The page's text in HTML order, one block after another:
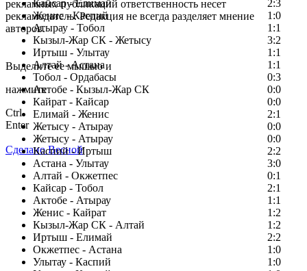
Кайсар - Елимай
2:3
Женис - Каспий
1:0
Атырау - Тобол
1:1
Кызыл-Жар СК - Жетысу
3:2
Иртыш - Улытау
1:1
Алтай - Астана
1:1
Тобол - Ордабасы
0:3
Актобе - Кызыл-Жар СК
0:0
Кайрат - Кайсар
0:0
Елимай - Женис
2:1
Жетысу - Атырау
0:0
Жетысу - Атырау
0:0
Каспий - Иртыш
2:2
Астана - Улытау
3:0
Алтай - Окжетпес
0:1
Кайсар - Тобол
2:1
Актобе - Атырау
1:1
Женис - Кайрат
1:2
Кызыл-Жар СК - Алтай
1:2
Иртыш - Елимай
2:2
Окжетпес - Астана
1:0
Улытау - Каспий
1:0
рекламных публикаций ответственность несет
рекламодатель. Редакция не всегда разделяет мнение
авторов.
Заметили ошибку в тексте?
Выделите ее мышью и
нажмите
Ctrl
Enter
Сделано Весной